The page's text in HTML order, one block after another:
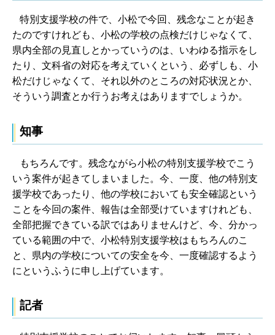
特別支援学校の件で、小松で今回、残念なことが起き
たのですけれども、小松の学校の点検だけじゃなくて、
県内全部の見直しとかっていうのは、いわゆる指示をし
たり、文科省の対応を考えていくという、必ずしも、小
松だけじゃなくて、それ以外のところの対応状況とか、
そういう調査とか行うお考えはありますでしょうか。
知事
もちろんです。残念ながら小松の特別支援学校でこう
いう案件が起きてしまいました。今、一度、他の特別支
援学校であったり、他の学校においても安全確認という
ことを今回の案件、報告は全部受けていますけれども、
全部把握できている訳ではありませんけど、今、分かっ
ている範囲の中で、小松特別支援学校はもちろんのこ
と、県内の学校についての安全を今、一度確認するよう
にというふうに申し上げています。
記者